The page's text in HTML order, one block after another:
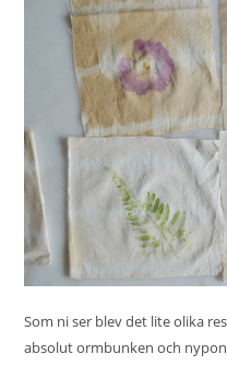
Som ni ser blev det lite olika
absolut ormbunken och